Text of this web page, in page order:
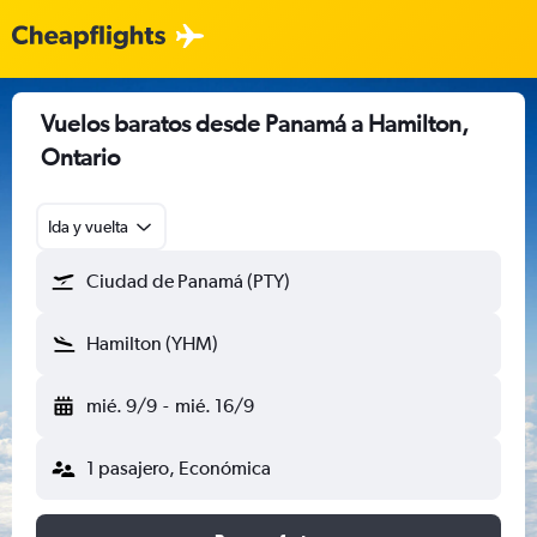
Vuelos baratos desde Panamá a Hamilton,
Ontario
Ida y vuelta
Ciudad de Panamá (PTY)
Hamilton (YHM)
mié. 9/9 - mié. 16/9
1 pasajero, Económica